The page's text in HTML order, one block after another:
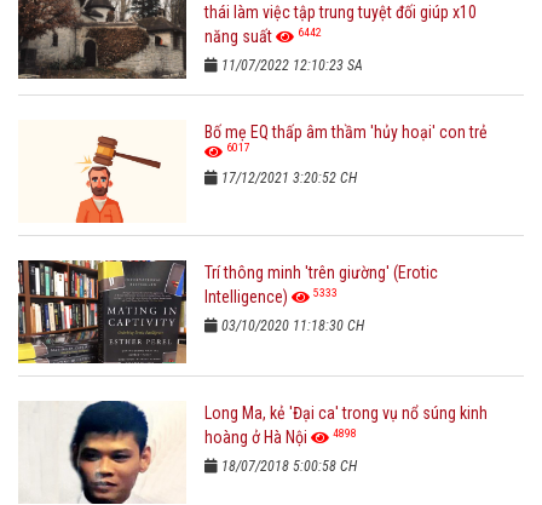
thái làm việc tập trung tuyệt đối giúp x10
năng suất
6442
11/07/2022 12:10:23 SA
Bố mẹ EQ thấp âm thầm 'hủy hoại' con trẻ
6017
17/12/2021 3:20:52 CH
Trí thông minh 'trên giường' (Erotic
Intelligence)
5333
03/10/2020 11:18:30 CH
Long Ma, kẻ 'Đại ca' trong vụ nổ súng kinh
hoàng ở Hà Nội
4898
18/07/2018 5:00:58 CH